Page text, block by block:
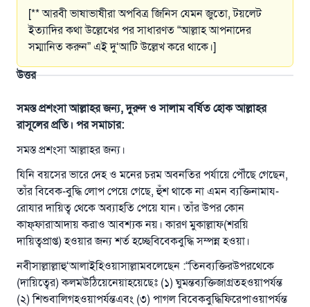
[** আরবী ভাষাভাষীরা অপবিত্র জিনিস যেমন জুতো, টয়লেট
ইত্যাদির কথা উল্লেখের পর সাধারণত “আল্লাহ আপনাদের
সম্মানিত করুন” এই দু‘আটি উল্লেখ করে থাকে।]
উত্তর
সমস্ত প্রশংসা আল্লাহর জন্য, দুরুদ ও সালাম বর্ষিত হোক আল্লাহর
রাসূলের প্রতি। পর সমাচার:
সমস্ত প্রশংসা আল্লাহর জন্য।
যিনি বয়সের ভারে দেহ ও মনের চরম অবনতির পর্যায়ে পৌঁছে গেছেন,
তাঁর বিবেক-বুদ্ধি লোপ পেয়ে গেছে, হুঁশ থাকে না এমন ব্যক্তিনামায-
রোযার দায়িত্ব থেকে অব্যাহতি পেয়ে যান। তাঁর উপর কোন
কাফ্‌ফারাআদায় করাও আবশ্যক নয়। কারণ মুকাল্লাফ(শরয়ি
দায়িত্বপ্রাপ্ত) হওয়ার জন্য শর্ত হচ্ছেবিবেকবুদ্ধি সম্পন্ন হওয়া।
নবীসাল্লাল্লাহু‘আলাইহিওয়াসাল্লামবলেছেন :“তিনব্যক্তিরউপরথেকে
(দায়িত্বের) কলমউঠিয়েনেয়াহয়েছেঃ (১) ঘুমন্তব্যক্তিজাগ্রতহওয়াপর্যন্ত
(২) শিশুবালিগহওয়াপর্যন্তএবং (৩) পাগল বিবেকবুদ্ধিফিরেপাওয়াপর্যন্ত